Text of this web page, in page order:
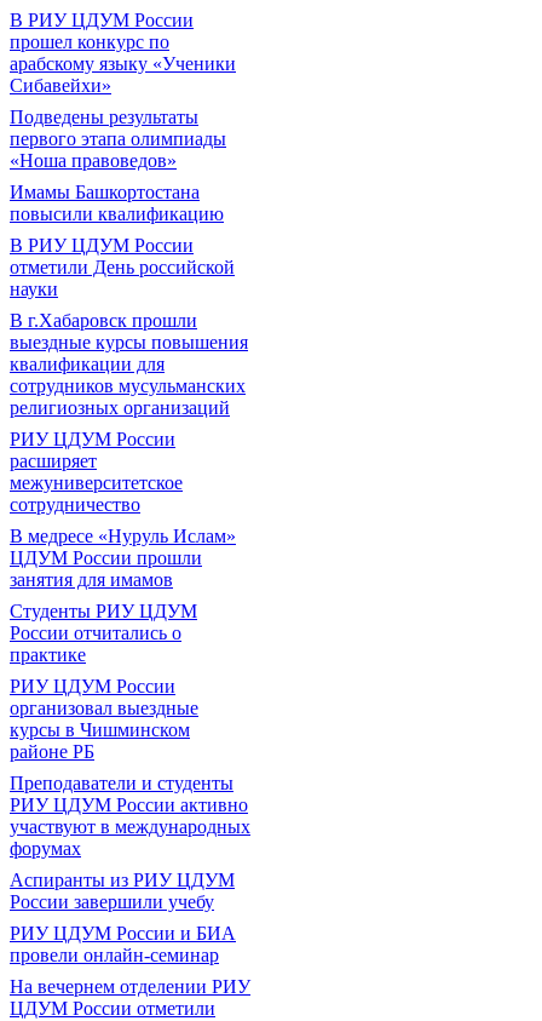
В РИУ ЦДУМ России
прошел конкурс по
арабскому языку «Ученики
Сибавейхи»
Подведены результаты
первого этапа олимпиады
«Ноша правоведов»
Имамы Башкортостана
повысили квалификацию
В РИУ ЦДУМ России
отметили День российской
науки
В г.Хабаровск прошли
выездные курсы повышения
квалификации для
сотрудников мусульманских
религиозных организаций
РИУ ЦДУМ России
расширяет
межуниверситетское
сотрудничество
В медресе «Нуруль Ислам»
ЦДУМ России прошли
занятия для имамов
Студенты РИУ ЦДУМ
России отчитались о
практике
РИУ ЦДУМ России
организовал выездные
курсы в Чишминском
районе РБ
Преподаватели и студенты
РИУ ЦДУМ России активно
участвуют в международных
форумах
Аспиранты из РИУ ЦДУМ
России завершили учебу
РИУ ЦДУМ России и БИА
провели онлайн-семинар
На вечернем отделении РИУ
ЦДУМ России отметили